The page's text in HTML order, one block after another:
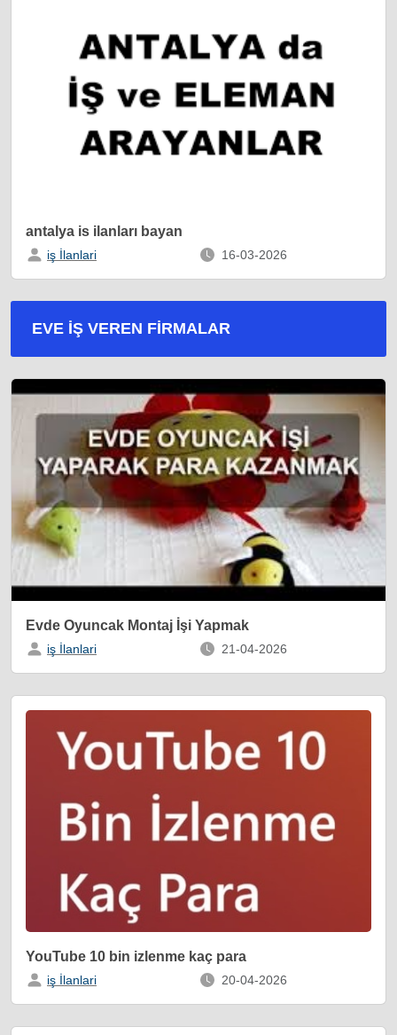
antalya is ilanları bayan
iş İlanlari 16-03-2026
EVE İŞ VEREN FIRMALAR
Evde Oyuncak Montaj İşi Yapmak
iş İlanlari 21-04-2026
YouTube 10 bin izlenme kaç para
iş İlanlari 20-04-2026